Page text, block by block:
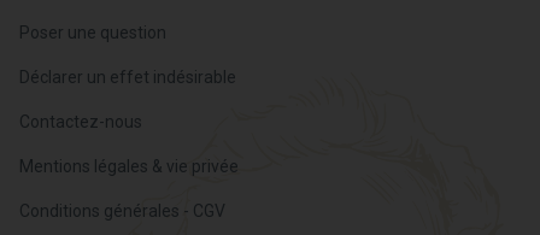
Poser une question
Déclarer un effet indésirable
Contactez-nous
Mentions légales & vie privée
Conditions générales - CGV